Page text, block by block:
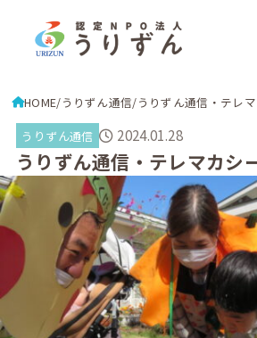
HOME うりずん通信 うりずん通信・テレ
うりずん通信 2024.01.28
うりずん通信・テレマカシ